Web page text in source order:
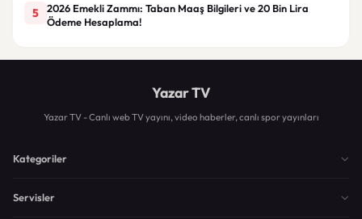
5
2026 Emekli Zammı: Taban Maaş Bilgileri ve 20 Bin Lira
Ödeme Hesaplama!
Yazar TV
Yazar TV - Canlı web TV yayını, video haberler, canlı spor yayınları
Kategoriler
Servisler